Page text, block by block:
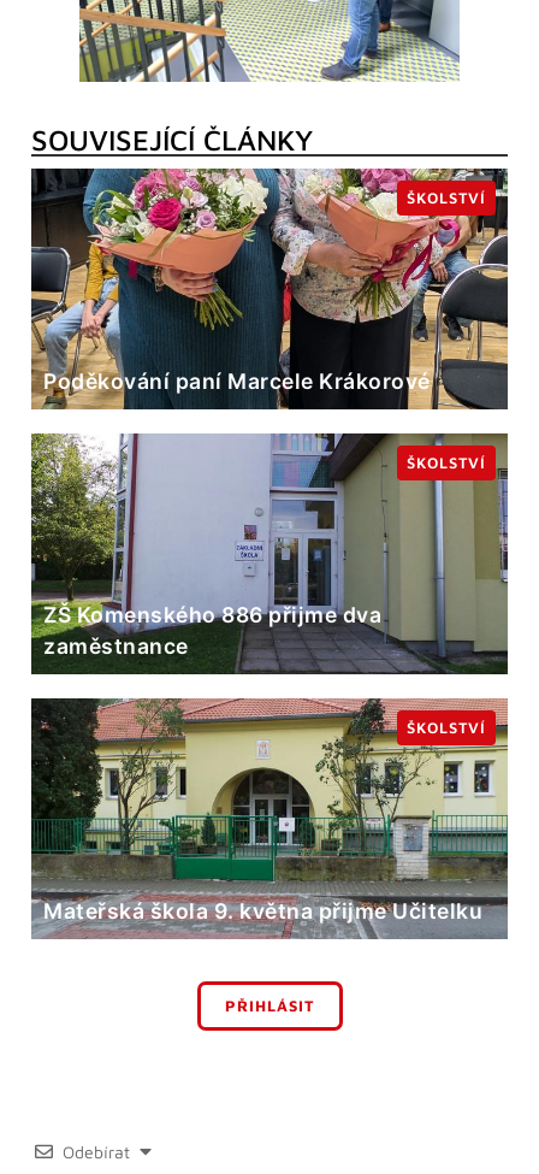
SOUVISEJÍCÍ ČLÁNKY
Poděkování paní Marcele Krákorové
ŠKOLSTVÍ
ZŠ Komenského 886 přijme dva
zaměstnance
ŠKOLSTVÍ
Mateřská škola 9. května přijme Učitelku
ŠKOLSTVÍ
PŘIHLÁSIT
Odebírat